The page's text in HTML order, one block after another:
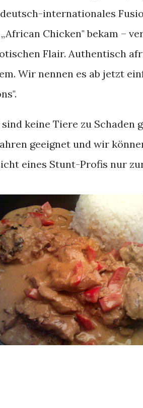
internationales
Chicken" bekam –
Flair. Authentisch
Wir nennen es ab jetzt
keine Tiere zu Schaden
geeignet und wir
eines Stunt-Profis nur